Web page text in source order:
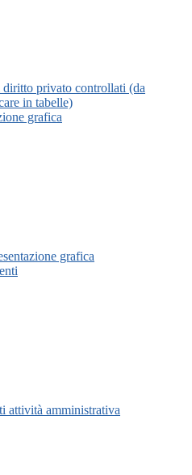
privato controllati (da
in tabelle)
grafica
grafica
attività amministrativa